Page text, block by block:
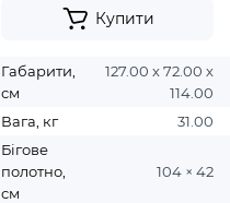
Купити
Габарити,
см
127.00 х 72.00 х
114.00
Вага, кг
31.00
Бігове
полотно,
см
104 × 42